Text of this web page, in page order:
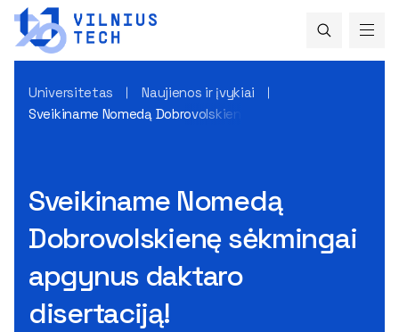
Universitetas
Naujienos ir įvykiai
Sveikiname Nomedą Dobrovolskienę sėkmingai apgynus
Sveikiname Nomedą
Dobrovolskienę sėkmingai
apgynus daktaro
disertaciją!